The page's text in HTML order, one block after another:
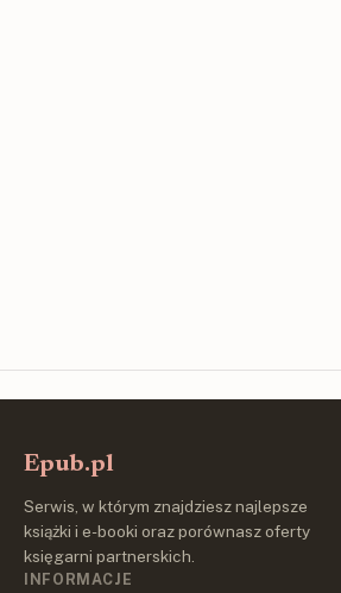
Epub.pl
Serwis, w którym znajdziesz najlepsze
książki i e-booki oraz porównasz oferty
księgarni partnerskich.
INFORMACJE